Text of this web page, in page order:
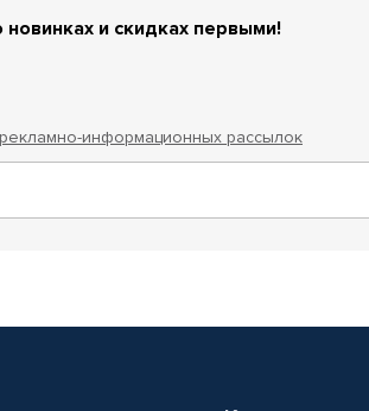
и скидках первыми!
рекламно-информационных рассылок